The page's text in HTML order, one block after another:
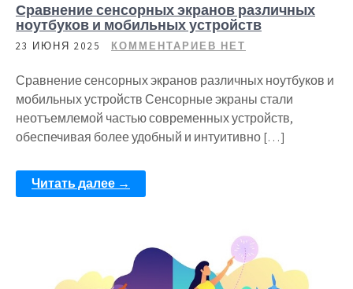
Сравнение сенсорных экранов различных
ноутбуков и мобильных устройств
23 ИЮНЯ 2025 КОММЕНТАРИЕВ НЕТ
Сравнение сенсорных экранов различных ноутбуков и
мобильных устройств Сенсорные экраны стали
неотъемлемой частью современных устройств,
обеспечивая более удобный и интуитивно […]
Читать далее →